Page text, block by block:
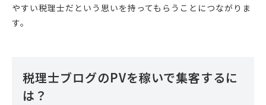
やすい税理士だという思いを持ってもらうことにつながりま
す。
税理士ブログのPVを稼いで集客するに
は？